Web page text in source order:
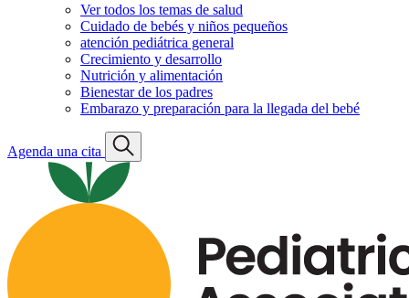
Ver todos los temas de salud
Cuidado de bebés y niños pequeños
atención pediátrica general
Crecimiento y desarrollo
Nutrición y alimentación
Bienestar de los padres
Embarazo y preparación para la llegada del bebé
Agenda una cita